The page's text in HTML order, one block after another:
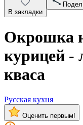
В закладки
Окрошка
курицей -
кваса
Русская кухня
Оценить первым!